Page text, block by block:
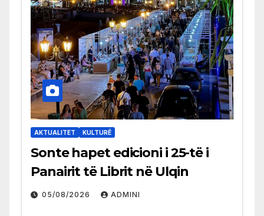
AKTUALITET KULTURË
Sonte hapet edicioni i 25-të i
Panairit të Librit në Ulqin
05/08/2026 ADMINI